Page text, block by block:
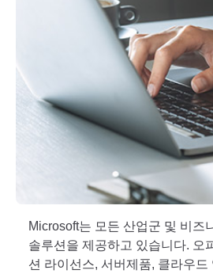
Microsoft는 모든 산업군 및 비즈
솔루션을 제공하고 있습니다. 오
션 라이선스, 서버제품, 클라우드